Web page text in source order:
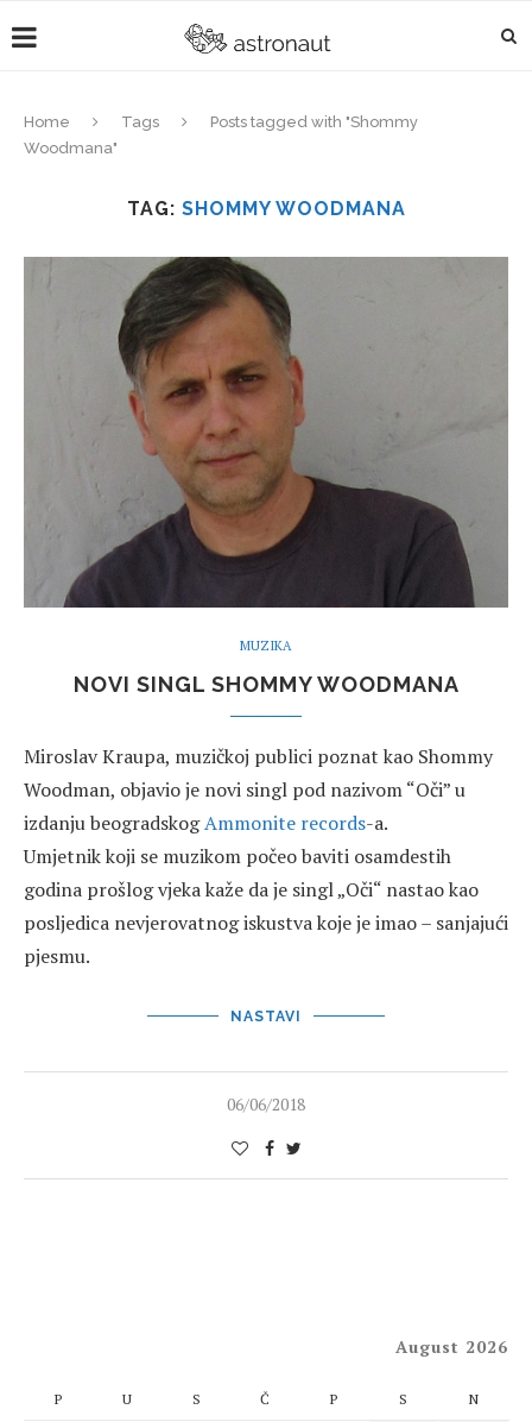
Home Tags
Posts tagged with "Shommy
Woodmana"
TAG: SHOMMY WOODMANA
MUZIKA
NOVI SINGL SHOMMY WOODMANA
Miroslav Kraupa, muzičkoj publici poznat kao Shommy
Woodman, objavio je novi singl pod nazivom “Oči” u
izdanju beogradskogAmmonite records-a.
Umjetnik koji se muzikom počeo baviti osamdestih
godina prošlog vjeka kaže da je singl „Oči“ nastao kao
posljedica nevjerovatnog iskustva koje je imao – sanjajući
pjesmu.
NASTAVI
06/06/2018
August 2026
P U S Č P S N